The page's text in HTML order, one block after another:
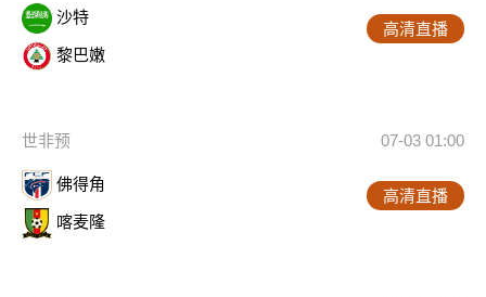
沙特
黎巴嫩
高清直播
世非预 07-03 01:00
佛得角
喀麦隆
高清直播